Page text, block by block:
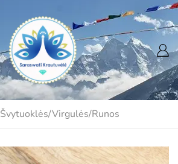
Švytuoklės/Virgulės/Runos